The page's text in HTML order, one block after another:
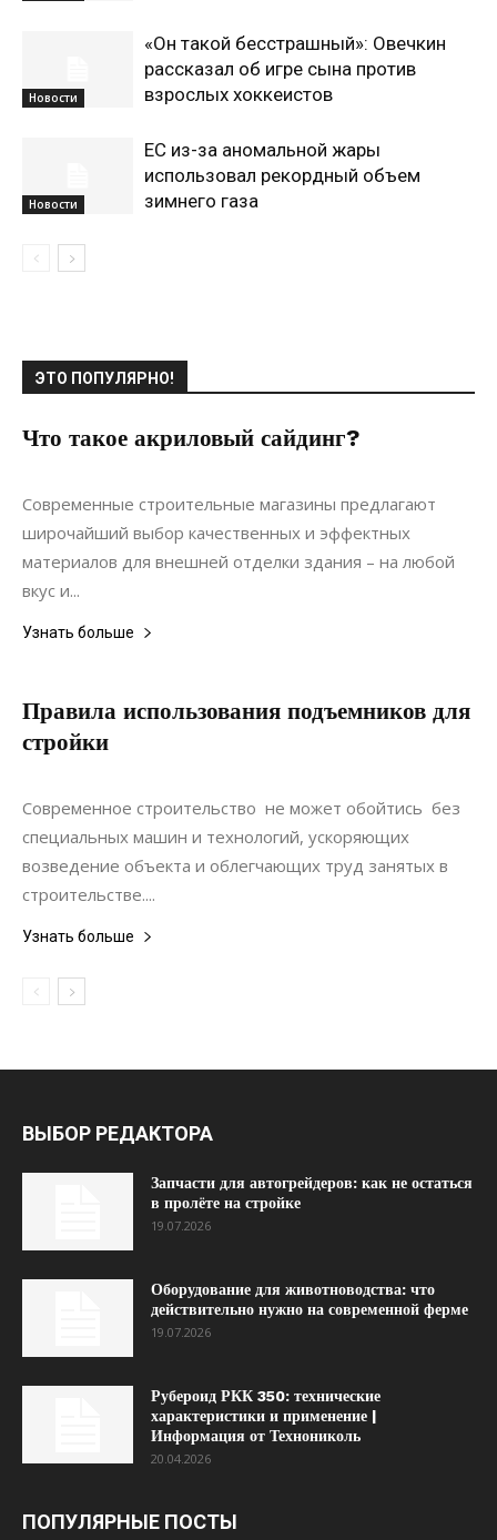
Новости
«Он такой бесстрашный»: Овечкин
рассказал об игре сына против
взрослых хоккеистов
Новости
ЕС из-за аномальной жары
использовал рекордный объем
зимнего газа
ЭТО ПОПУЛЯРНО!
Что такое акриловый сайдинг?
08.02.2021
Современные строительные магазины предлагают
широчайший выбор качественных и эффектных
материалов для внешней отделки здания – на любой
вкус и...
Узнать больше
Правила использования подъемников для
стройки
11.01.2022
Современное строительство не может обойтись без
специальных машин и технологий, ускоряющих
возведение объекта и облегчающих труд занятых в
строительстве....
Узнать больше
ВЫБОР РЕДАКТОРА
Запчасти для автогрейдеров: как не остаться
в пролёте на стройке
19.07.2026
Оборудование для животноводства: что
действительно нужно на современной ферме
19.07.2026
Рубероид РКК 350: технические
характеристики и применение |
Информация от Технониколь
20.04.2026
ПОПУЛЯРНЫЕ ПОСТЫ